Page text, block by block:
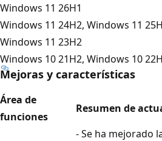
Windows 11 26H1
Windows 11 24H2, Windows 11
Windows 11 23H2
Windows 10 21H2, Windows 10
Mejoras y características
Área de
funciones
Resumen de
- Se ha mejorado